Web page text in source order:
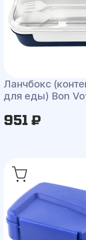
Ланчбокс
для еды) Bon
951 ₽